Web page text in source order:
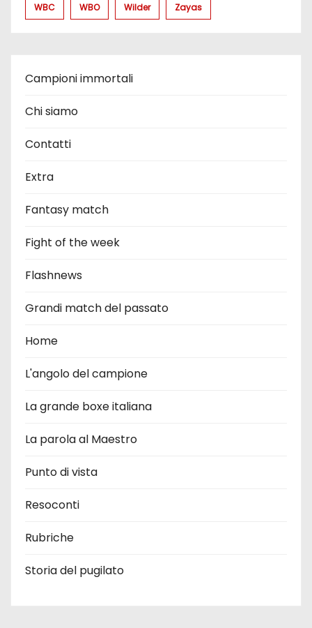
WBC WBO Wilder Zayas
Campioni immortali
Chi siamo
Contatti
Extra
Fantasy match
Fight of the week
Flashnews
Grandi match del passato
Home
L'angolo del campione
La grande boxe italiana
La parola al Maestro
Punto di vista
Resoconti
Rubriche
Storia del pugilato